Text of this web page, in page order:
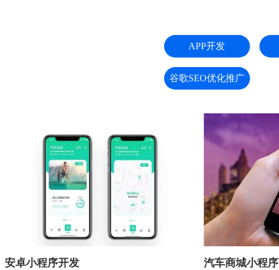
APP开发
谷歌SEO优化推广
安卓小程序开发 汽车商城小程序